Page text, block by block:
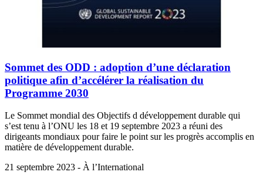
Sommet des ODD : adoption d’une déclaration
politique afin d’accélérer la réalisation du
Programme 2030
Le Sommet mondial des Objectifs d développement durable qui
s’est tenu à l’ONU les 18 et 19 septembre 2023 a réuni des
dirigeants mondiaux pour faire le point sur les progrès accomplis en
matière de développement durable.
21 septembre 2023 - À l’International